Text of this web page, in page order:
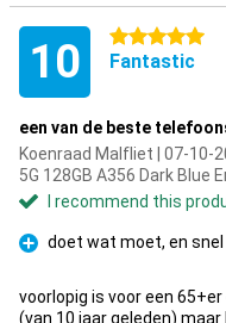
10 5 stars
Fantastic
een van de beste
Koenraad Malfliet | 07-10-
5G 128GB A356 Dark Blue
I recommend this
Pro
doet wat moet, en snel
voorlopig is voor een
(van 10 jaar geleden)